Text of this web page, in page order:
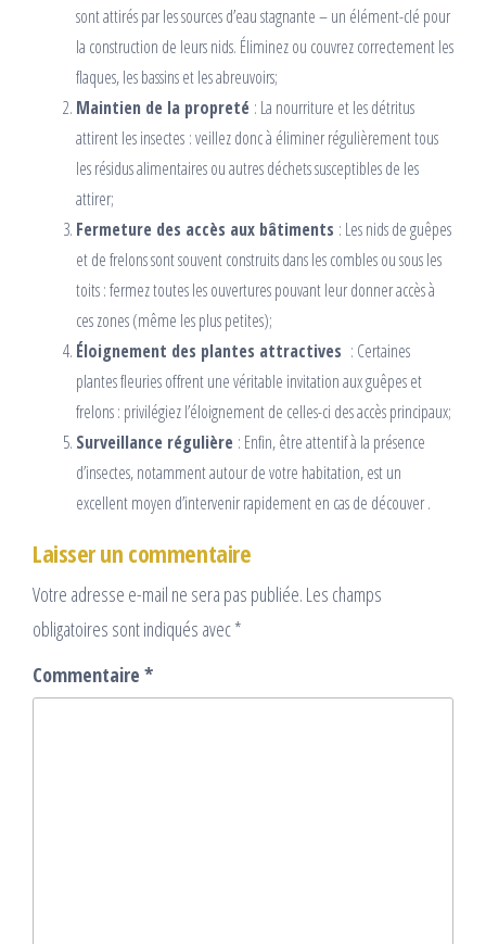
sont attirés par les sources d’eau stagnante – un élément-clé pour
la construction de leurs nids. Éliminez ou couvrez correctement les
flaques, les bassins et les abreuvoirs;
Maintien de la propreté : La nourriture et les détritus
attirent les insectes : veillez donc à éliminer régulièrement tous
les résidus alimentaires ou autres déchets susceptibles de les
attirer;
Fermeture des accès aux bâtiments : Les nids de guêpes
et de frelons sont souvent construits dans les combles ou sous les
toits : fermez toutes les ouvertures pouvant leur donner accès à
ces zones (même les plus petites);
Éloignement des plantes attractives : Certaines
plantes fleuries offrent une véritable invitation aux guêpes et
frelons : privilégiez l’éloignement de celles-ci des accès principaux;
Surveillance régulière : Enfin, être attentif à la présence
d’insectes, notamment autour de votre habitation, est un
excellent moyen d’intervenir rapidement en cas de découver .
Laisser un commentaire
Votre adresse e-mail ne sera pas publiée. Les champs
obligatoires sont indiqués avec*
Commentaire *